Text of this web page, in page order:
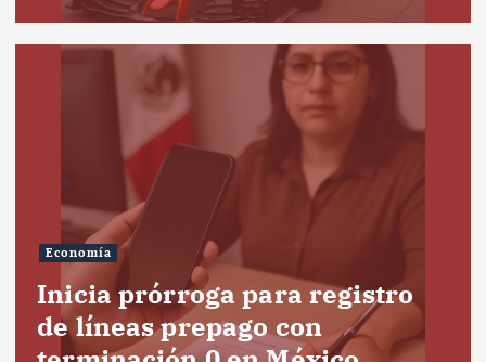
Economía
Inicia prórroga para registro
de líneas prepago con